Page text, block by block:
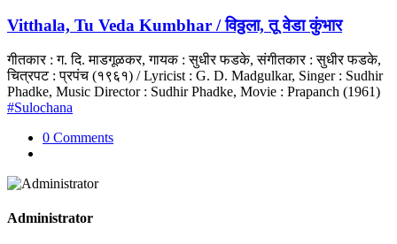
Vitthala, Tu Veda Kumbhar / विठ्ठला, तू वेडा कुंभार
गीतकार : ग. दि. माडगूळकर, गायक : सुधीर फडके, संगीतकार : सुधीर फडके,
चित्रपट : प्रपंच (१९६१) / Lyricist : G. D. Madgulkar, Singer : Sudhir
Phadke, Music Director : Sudhir Phadke, Movie : Prapanch (1961)
#Sulochana
0 Comments
Administrator